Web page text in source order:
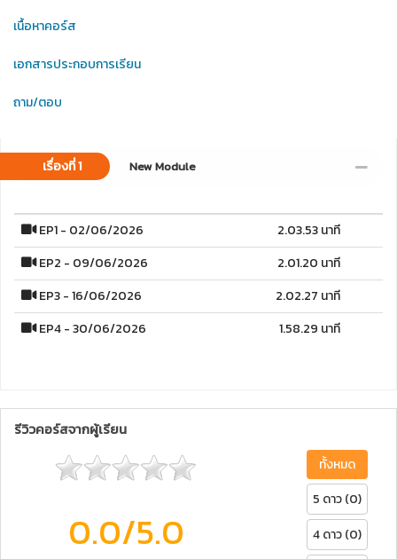
เนื้อหาคอร์ส
เอกสารประกอบการเรียน
ถาม/ตอบ
เรื่องที่ 1 New Module
EP1 - 02/06/2026
2.03.53 นาที
EP2 - 09/06/2026
2.01.20 นาที
EP3 - 16/06/2026
2.02.27 นาที
EP4 - 30/06/2026
1.58.29 นาที
รีวิวคอร์สจากผู้เรียน
0.0/5.0
ทั้งหมด
5 ดาว (0)
4 ดาว (0)